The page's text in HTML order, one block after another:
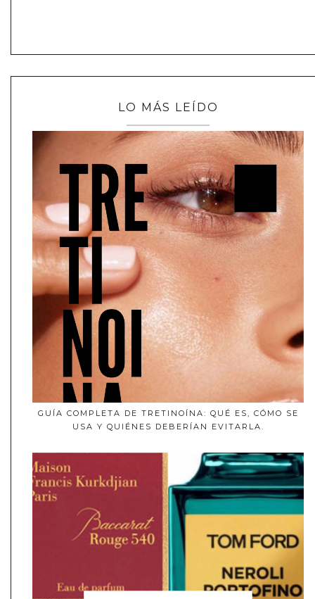
LO MÁS LEÍDO
GUÍA COMPLETA DE TRETINOÍNA: QUÉ ES, CÓMO SE
USA Y QUIÉNES DEBERÍAN EVITARLA.